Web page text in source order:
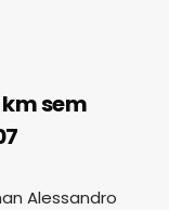
sem
Alessandro